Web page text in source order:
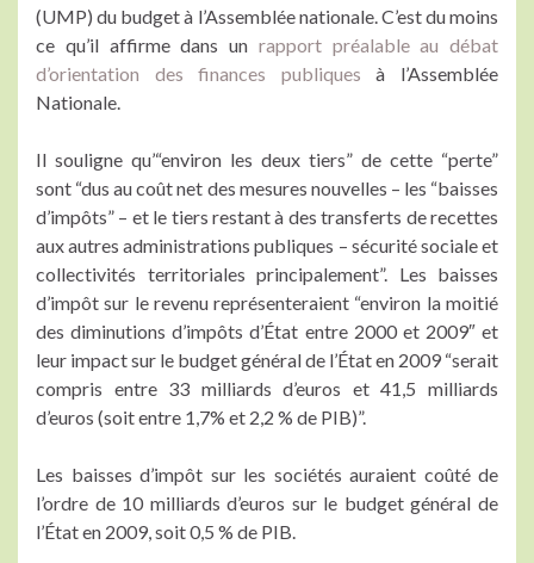
(UMP) du budget à l’Assemblée nationale. C’est du moins
ce qu’il affirme dans un rapport préalable au débat
d’orientation des finances publiquesà l’Assemblée
Nationale.
Il souligne qu’“environ les deux tiers” de cette “perte”
sont “dus au coût net des mesures nouvelles – les “baisses
d’impôts” – et le tiers restant à des transferts de recettes
aux autres administrations publiques – sécurité sociale et
collectivités territoriales principalement”. Les baisses
d’impôt sur le revenu représenteraient “environ la moitié
des diminutions d’impôts d’État entre 2000 et 2009″ et
leur impact sur le budget général de l’État en 2009 “serait
compris entre 33 milliards d’euros et 41,5 milliards
d’euros (soit entre 1,7% et 2,2 % de PIB)”.
Les baisses d’impôt sur les sociétés auraient coûté de
l’ordre de 10 milliards d’euros sur le budget général de
l’État en 2009, soit 0,5 % de PIB.